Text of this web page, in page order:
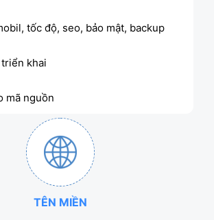
tốc độ, seo, bảo mật, backup
triển khai
mã nguồn
TÊN MIỀN